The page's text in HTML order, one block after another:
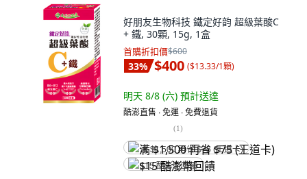
好朋友生物科技 鐵定好韵 超級葉酸C
+ 鐵, 30顆, 15g, 1盒
首購折扣價$600
33% $400 ($13.33/1顆)
明天 8/8 (六) 預計送達
酷澎直售 ∙ 免運 ∙ 免費退貨
(1)
满 $1,500 再省 $75 (王道卡)
$15 酷澎幣回饋